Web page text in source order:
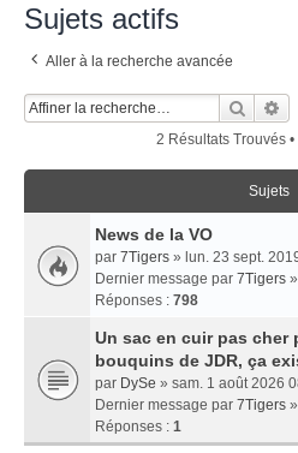
Sujets actifs
Aller à la recherche avancée
2 Résultats Trouvés •
Sujets
News de la VO
par 7Tigers » lun. 23 sept.
Dernier message par 7Tigers »
Réponses : 798
Un sac en cuir pas cher
bouquins de JDR, ça
par DySe » sam. 1 août 2026
Dernier message par 7Tigers »
Réponses : 1